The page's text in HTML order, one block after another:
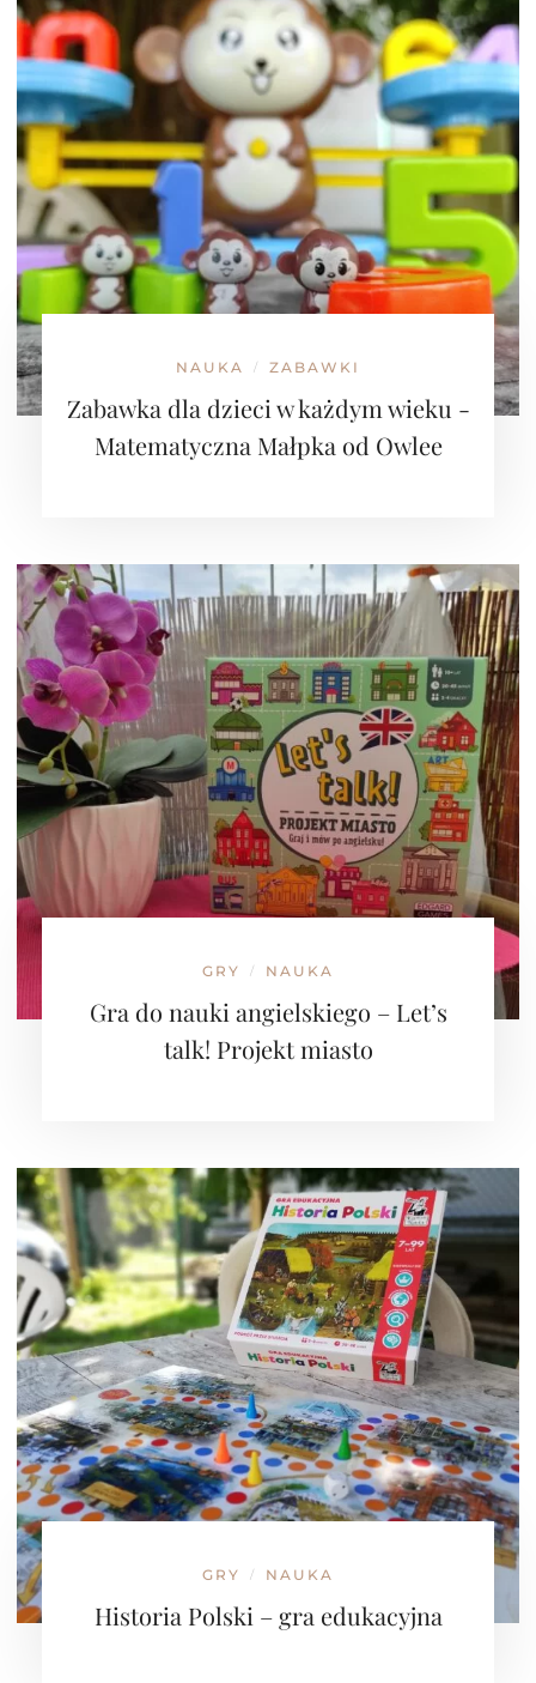
NAUKA / ZABAWKI
Zabawka dla dzieci w każdym wieku -
Matematyczna Małpka od Owlee
GRY / NAUKA
Gra do nauki angielskiego – Let’s
talk! Projekt miasto
GRY / NAUKA
Historia Polski – gra edukacyjna